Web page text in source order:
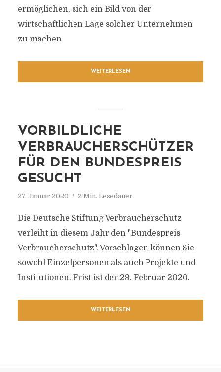
ermöglichen, sich ein Bild von der
wirtschaftlichen Lage solcher Unternehmen
zu machen.
WEITERLESEN
VORBILDLICHE
VERBRAUCHERSCHÜTZER
FÜR DEN BUNDESPREIS
GESUCHT
27. Januar 2020 2 Min. Lesedauer
Die Deutsche Stiftung Verbraucherschutz
verleiht in diesem Jahr den "Bundespreis
Verbraucherschutz". Vorschlagen können Sie
sowohl Einzelpersonen als auch Projekte und
Institutionen. Frist ist der 29. Februar 2020.
WEITERLESEN